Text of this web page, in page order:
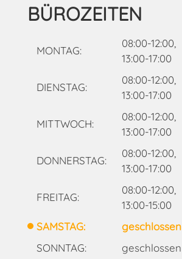
BÜROZEITEN
MONTAG:
08:00-12:00,
13:00-17:00
DIENSTAG:
08:00-12:00,
13:00-17:00
MITTWOCH:
08:00-12:00,
13:00-17:00
DONNERSTAG:
08:00-12:00,
13:00-17:00
FREITAG:
08:00-12:00,
13:00-15:00
SAMSTAG:
geschlossen
SONNTAG:
geschlossen